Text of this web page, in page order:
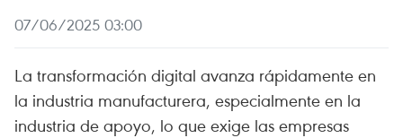
07/06/2025 03:00
La transformación digital avanza rápidamente en
la industria manufacturera, especialmente en la
industria de apoyo, lo que exige las empresas